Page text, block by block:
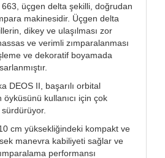
üçgen delta şekilli, doğrudan
makinesidir. Üçgen delta
dikey ve ulaşılması zor
ve verimli zımparalanması
ve dekoratif boyamada
DEOS II, başarılı orbital
kullanıcı için çok
cm yüksekliğindeki kompakt ve
manevra kabiliyeti sağlar ve
performansı